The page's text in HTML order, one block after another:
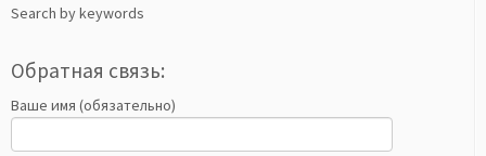
Search by keywords
Обратная связь:
Ваше имя (обязательно)